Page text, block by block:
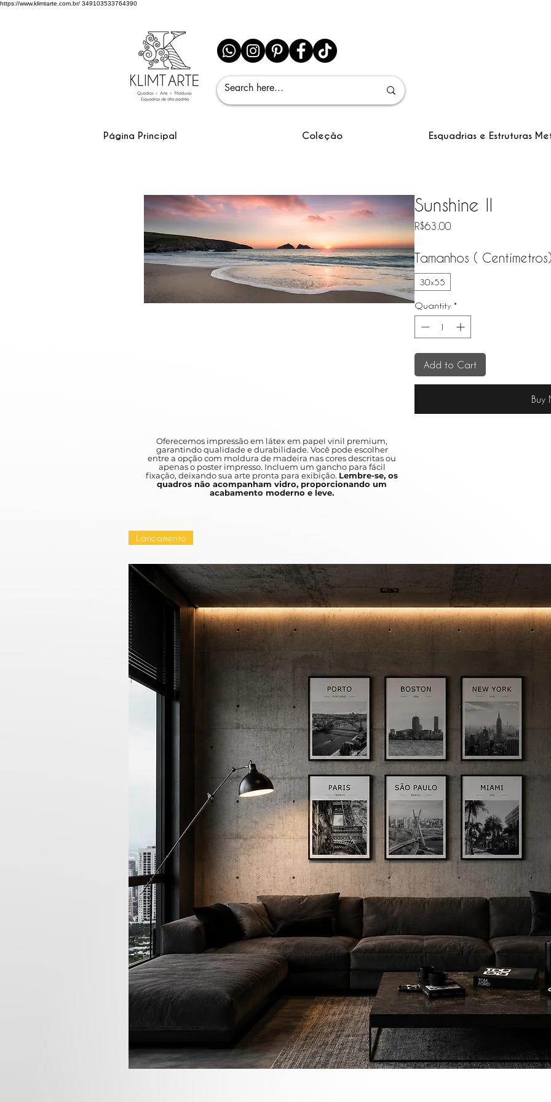
https://www.klimtarte.com.br/ 349103533764390
Página Principal Coleção Esquadrias e Estruturas
Sunshine II
R$63.00Price
Tamanhos ( Centímetros)
30x55
Quantity *
Add to Cart
Buy
Oferecemos impressão em látex em papel vinil premium,
garantindo qualidade e durabilidade. Você pode escolher
entre a opção com moldura de madeira nas cores descritas ou
apenas o poster impresso. Incluem um gancho para fácil
fixação, deixando sua arte pronta para exibição. Lembre-se, os
quadros não acompanham vidro, proporcionando um
acabamento moderno e leve.
Lançamento